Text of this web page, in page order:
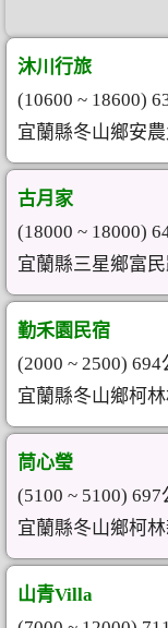
沐川行旅
(10600 ~ 18600)
宜蘭縣冬山鄉安
古月家
(18000 ~ 18000)
宜蘭縣三星鄉富
勤禾園民宿
(2000 ~ 2500) 694
宜蘭縣冬山鄉柯
茼心瑩
(5100 ~ 5100) 697
宜蘭縣冬山鄉柯
山青Villa